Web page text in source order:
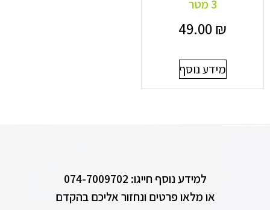
3 מטר
49.00₪
מידע נוסף
למידע נוסף חייגו: 074-7009702
או מלאו פרטים ונחזור אליכם בהקדם